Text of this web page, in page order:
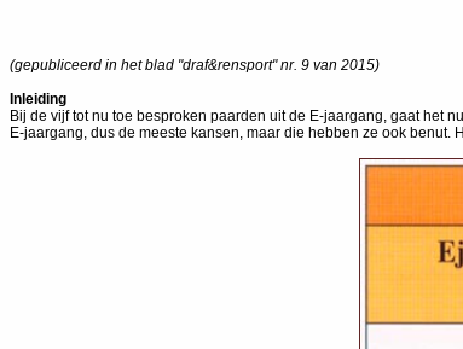
(gepubliceerd in het blad "draf&rensport" nr. 9 van 2015)
Inleiding
Bij de vijf tot nu toe besproken paarden uit de E-jaargang, gaat het
E-jaargang, dus de meeste kansen, maar die hebben ze ook